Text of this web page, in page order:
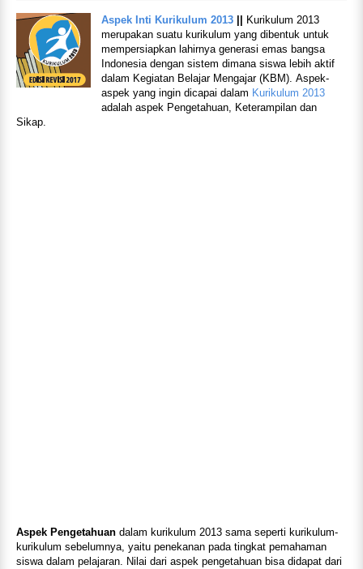
Aspek Inti Kurikulum 2013
Kurikulum 2013
merupakan suatu kurikulum yang dibentuk untuk
mempersiapkan lahirnya generasi emas bangsa
Indonesia dengan sistem dimana siswa lebih aktif
dalam Kegiatan Belajar Mengajar (KBM). Aspek-
aspek yang ingin dicapai dalam Kurikulum 2013
adalah aspek Pengetahuan, Keterampilan dan
Sikap.
Aspek Pengetahuan dalam kurikulum 2013 sama seperti kurikulum-
kurikulum sebelumnya, yaitu penekanan pada tingkat pemahaman
siswa dalam pelajaran. Nilai dari aspek pengetahuan bisa didapat dari